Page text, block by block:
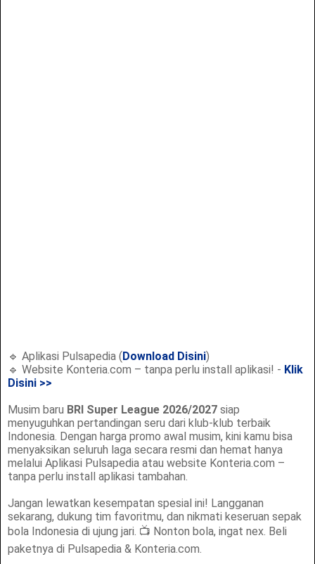
🔹 Aplikasi Pulsapedia (Download Disini)
🔹 Website Konteria.com – tanpa perlu install aplikasi! - Klik
Disini >>
Musim baru BRI Super League 2026/2027 siap
menyuguhkan pertandingan seru dari klub-klub terbaik
Indonesia. Dengan harga promo awal musim, kini kamu bisa
menyaksikan seluruh laga secara resmi dan hemat hanya
melalui Aplikasi Pulsapedia atau website Konteria.com –
tanpa perlu install aplikasi tambahan.
Jangan lewatkan kesempatan spesial ini! Langganan
sekarang, dukung tim favoritmu, dan nikmati keseruan sepak
bola Indonesia di ujung jari. 📺 Nonton bola, ingat nex. Beli
paketnya di Pulsapedia & Konteria.com.